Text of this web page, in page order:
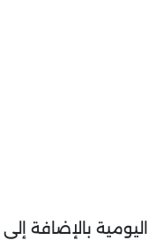
بالإضافة